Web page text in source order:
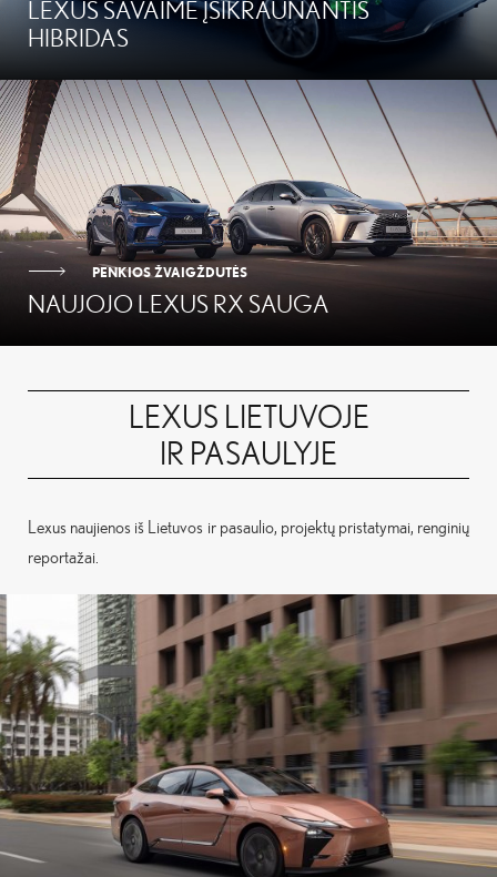
LEXUS SAVAIME ĮSIKRAUNANTIS
HIBRIDAS
PENKIOS ŽVAIGŽDUTĖS
NAUJOJO LEXUS RX SAUGA
LEXUS LIETUVOJE
IR PASAULYJE
Lexus naujienos iš Lietuvos ir pasaulio, projektų pristatymai, renginių
reportažai.